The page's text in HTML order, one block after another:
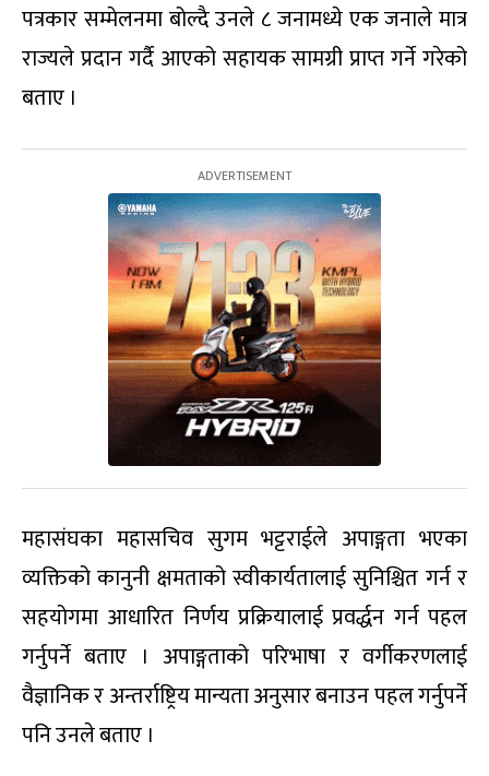
पत्रकार सम्मेलनमा बोल्दै उनले ८ जनामध्ये एक जनाले मात्र
राज्यले प्रदान गर्दै आएको सहायक सामग्री प्राप्त गर्ने गरेको
बताए ।
महासंघका महासचिव सुगम भट्टराईले अपाङ्गता भएका
व्यक्तिको कानुनी क्षमताको स्वीकार्यतालाई सुनिश्चित गर्न र
सहयोगमा आधारित निर्णय प्रक्रियालाई प्रवर्द्धन गर्न पहल
गर्नुपर्ने बताए । अपाङ्गताको परिभाषा र वर्गीकरणलाई
वैज्ञानिक र अन्तर्राष्ट्रिय मान्यता अनुसार बनाउन पहल गर्नुपर्ने
पनि उनले बताए ।